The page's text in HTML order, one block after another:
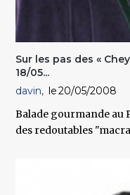
Sur les pas des «
18/05...
davin
20/05/2008
Balade gourmande au
des redoutables